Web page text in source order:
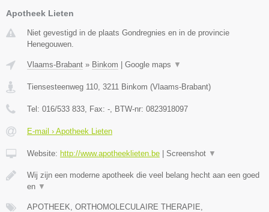
Apotheek Lieten
Niet gevestigd in de plaats Gondregnies en in de provincie
Henegouwen.
Vlaams-Brabant » Binkom Google maps ▼
Tiensesteenweg 110 3211 Binkom (Vlaams-Brabant)
Tel: 016/533 833 , Fax: - , BTW-nr: 0823918097
E-mail › Apotheek Lieten
Website: http://www.apotheeklieten.be Screenshot ▼
Wij zijn een moderne apotheek die veel belang hecht aan een goed
en ▼
APOTHEEK, ORTHOMOLECULAIRE THERAPIE,